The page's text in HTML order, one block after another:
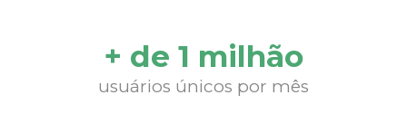
+ de 1 milhão
usuários únicos por mês